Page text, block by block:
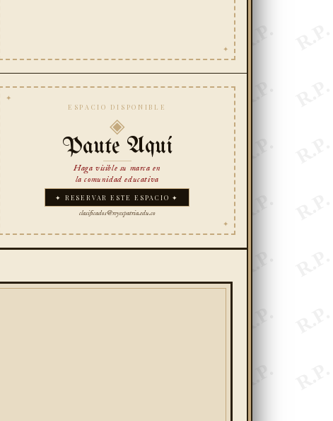
ESPACIO DISPONIBLE
◈
Paute Aquí
Haga visible su marca en
la comunidad educativa
✦ RESERVAR ESTE ESPACIO ✦
clasificados@reyespatria.edu.co